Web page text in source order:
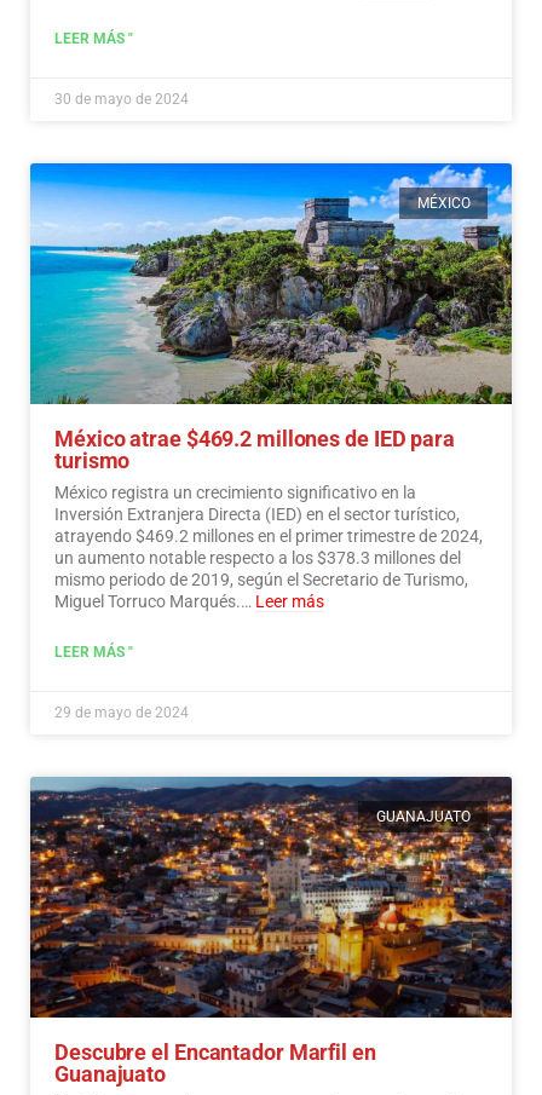
LEER MÁS "
30 de mayo de 2024
MÉXICO
México atrae $469.2 millones de IED para
turismo
México registra un crecimiento significativo en la
Inversión Extranjera Directa (IED) en el sector turístico,
atrayendo $469.2 millones en el primer trimestre de 2024,
un aumento notable respecto a los $378.3 millones del
mismo periodo de 2019, según el Secretario de Turismo,
Miguel Torruco Marqués.… Leer más
LEER MÁS "
29 de mayo de 2024
GUANAJUATO
Descubre el Encantador Marfil en
Guanajuato